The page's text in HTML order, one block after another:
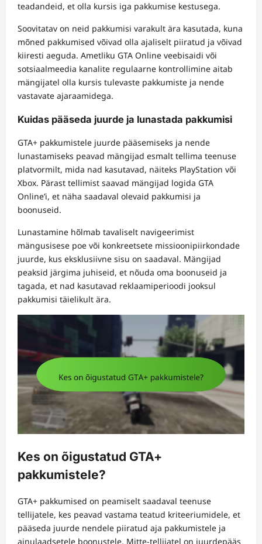
teadandeid, et olla kursis iga pakkumise kestusega.
Soovitatav on neid pakkumisi varakult ära kasutada, kuna
mõned pakkumised võivad olla ajaliselt piiratud ja võivad
kiiresti aeguda. Ametliku GTA Online veebisaidi või
sotsiaalmeedia kanalite regulaarne kontrollimine aitab
mängijatel olla kursis tulevaste pakkumiste ja nende
vastavate ajaraamidega.
Kuidas pääseda juurde ja lunastada pakkumisi
GTA+ pakkumistele juurde pääsemiseks ja nende
lunastamiseks peavad mängijad esmalt tellima teenuse
platvormilt, mida nad kasutavad, näiteks PlayStation või
Xbox. Pärast tellimist saavad mängijad logida GTA
Online’i, et näha saadaval olevaid pakkumisi ja
boonuseid.
Lunastamine hõlmab tavaliselt navigeerimist
mängusisese poe või konkreetsete missioonipiirkondade
juurde, kus eksklusiivne sisu on saadaval. Mängijad
peaksid järgima juhiseid, et nõuda oma boonuseid ja
tagada, et nad kasutavad reklaamiperioodi jooksul
pakkumisi täielikult ära.
Kes on õigustatud GTA+
pakkumistele?
GTA+ pakkumised on peamiselt saadaval teenuse
tellijatele, kes peavad vastama teatud kriteeriumidele, et
pääseda juurde nendele piiratud aja pakkumistele ja
ainulaadsetele boonustele. Mitte-tellijatel on juurdepääs